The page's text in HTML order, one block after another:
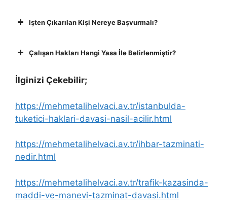
Işten Çıkarılan Kişi Nereye Başvurmalı?
Çalışan Hakları Hangi Yasa İle Belirlenmiştir?
İlginizi Çekebilir;
https://mehmetalihelvaci.av.tr/istanbulda-
tuketici-haklari-davasi-nasil-acilir.html
https://mehmetalihelvaci.av.tr/ihbar-tazminati-
nedir.html
https://mehmetalihelvaci.av.tr/trafik-kazasinda-
maddi-ve-manevi-tazminat-davasi.html